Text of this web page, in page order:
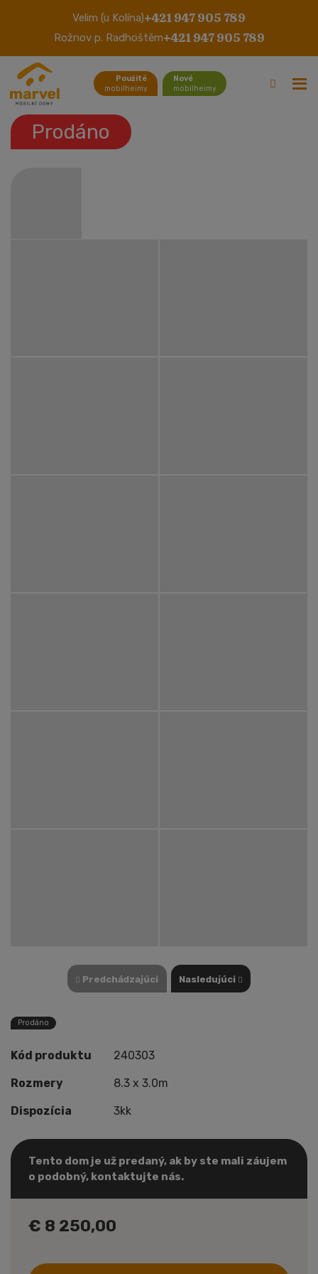
Velim (u Kolína)+421 947 905 789
Rožnov p. Radhoštěm+421 947 905 789
Použité
mobilheimy
Nové
mobilheimy
Nordstar
Prodáno
Predchádzajúci Nasledujúci
Prodáno
Kód produktu 240303
Rozmery 8.3 x 3.0m
Dispozícia 3kk
Tento dom je už predaný, ak by ste mali záujem
o podobný, kontaktujte nás.
€ 8 250,00